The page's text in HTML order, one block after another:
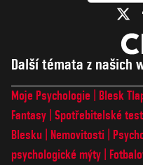
Další témata z našich
Moje Psychologie Blesk
Fantasy Spotřebitelské
Blesku
Nemovitosti
psychologické mýty